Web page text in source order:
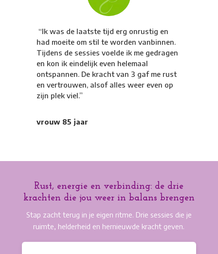
“Ik was de laatste tijd erg onrustig en
had moeite om stil te worden vanbinnen.
Tijdens de sessies voelde ik me gedragen
en kon ik eindelijk even helemaal
ontspannen. De kracht van 3 gaf me rust
en vertrouwen, alsof alles weer even op
zijn plek viel.”
vrouw 85 jaar
Rust, energie en verbinding: de drie
krachten die jou weer in balans brengen
Stap zacht terug in je eigen ritme. Drie sessies die je
ruimte, helderheid en hernieuwde kracht geven.